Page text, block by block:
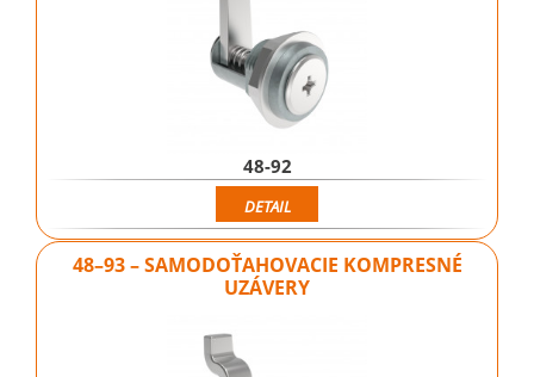
48-92
DETAIL
48–93 – SAMODOŤAHOVACIE KOMPRESNÉ
UZÁVERY